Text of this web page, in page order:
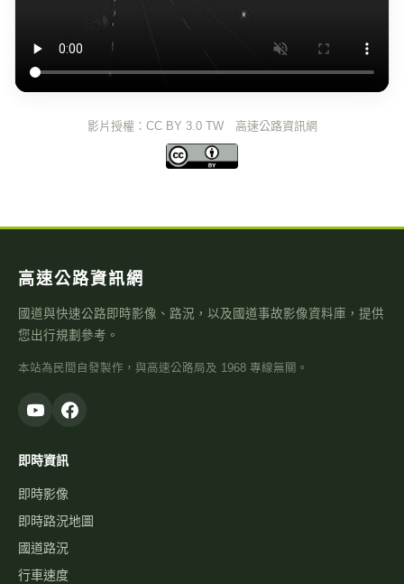
影片授權：CC BY 3.0 TW 高速公路資訊網
高速公路資訊網
國道與快速公路即時影像、路況，以及國道事故影像資料庫，提供
您出行規劃參考。
本站為民間自發製作，與高速公路局及 1968 專線無關。
即時資訊
即時影像
即時路況地圖
國道路況
行車速度